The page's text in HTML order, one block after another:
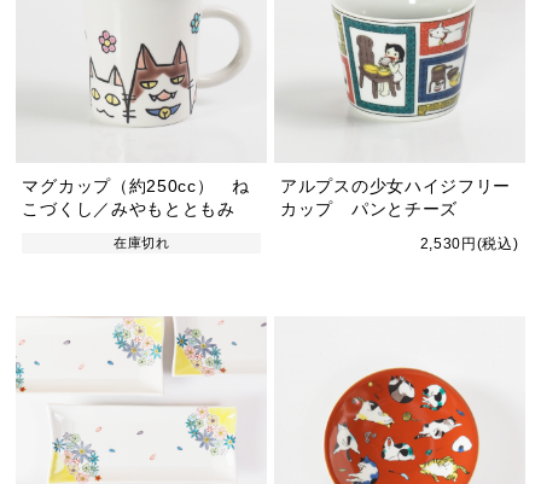
マグカップ（約250cc） ね
こづくし／みやもとともみ
在庫切れ
アルプスの少女ハイジフリー
カップ パンとチーズ
2,530円(税込)